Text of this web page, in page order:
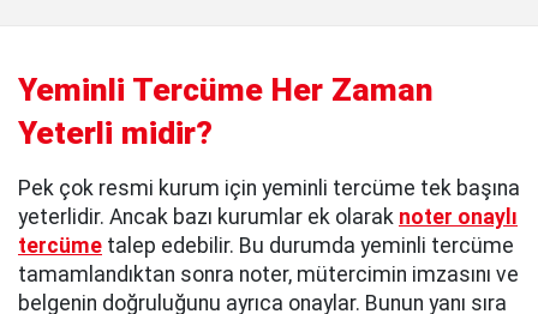
Yeminli Tercüme Her Zaman
Yeterli midir?
Pek çok resmi kurum için yeminli tercüme tek başına
yeterlidir. Ancak bazı kurumlar ek olarak noter onaylı
tercüme talep edebilir. Bu durumda yeminli tercüme
tamamlandıktan sonra noter, mütercimin imzasını ve
belgenin doğruluğunu ayrıca onaylar. Bunun yanı sıra